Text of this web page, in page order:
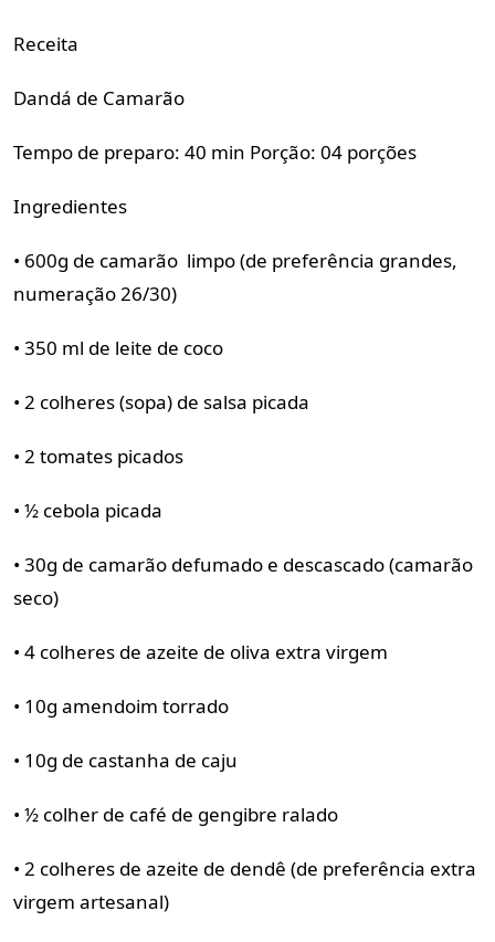
Receita
Dandá de Camarão
Tempo de preparo: 40 min Porção: 04 porções
Ingredientes
• 600g de camarão limpo (de preferência grandes,
numeração 26/30)
• 350 ml de leite de coco
• 2 colheres (sopa) de salsa picada
• 2 tomates picados
• ½ cebola picada
• 30g de camarão defumado e descascado (camarão
seco)
• 4 colheres de azeite de oliva extra virgem
• 10g amendoim torrado
• 10g de castanha de caju
• ½ colher de café de gengibre ralado
• 2 colheres de azeite de dendê (de preferência extra
virgem artesanal)